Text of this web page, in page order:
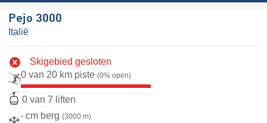
Pejo 3000
Italië
Skigebied gesloten
0 van 20 km piste (0% open)
0 van 7 liften
- cm berg (3000 m)